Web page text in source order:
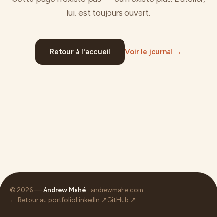
lui, est toujours ouvert.
Retour à l'accueil Voir le journal →
© 2026 —Andrew Mahé · andrewmahe.com
← Retour au portfolioLinkedIn ↗GitHub ↗